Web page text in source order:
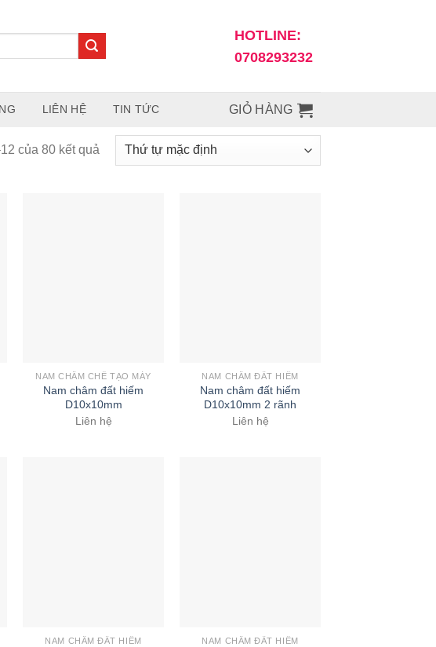
HOTLINE:
0708293232
LIÊN HỆ TIN TỨC GIỎ HÀNG
của 80 kết quả
NAM CHÂM CHẾ TẠO MÁY
Nam châm đất hiếm
D10x10mm
Liên hệ
NAM CHÂM ĐẤT HIẾM
Nam châm đất hiếm
D10x10mm 2 rãnh
Liên hệ
NAM CHÂM ĐẤT HIẾM NAM CHÂM ĐẤT HIẾM